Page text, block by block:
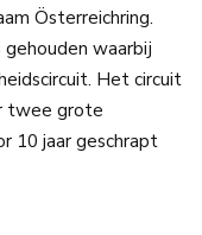
Österreichring.
waarbij
Het circuit
twee grote
10 jaar geschrapt